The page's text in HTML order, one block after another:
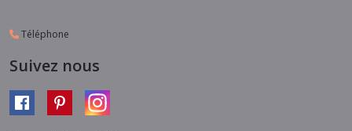
Téléphone
Suivez nous